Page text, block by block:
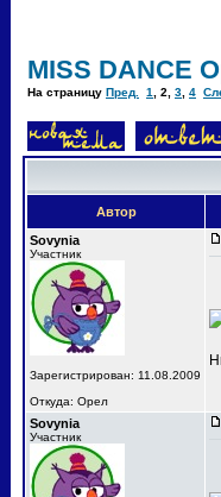
MISS DANCE
На страницу Пред. 1 2 3 4
Автор
Sovynia
Участник
Зарегистрирован: 11.08.2009
Откуда: Орел
Sovynia
Участник